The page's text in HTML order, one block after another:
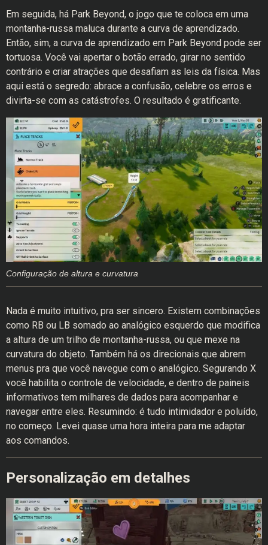
Em seguida, há Park Beyond, o jogo que te coloca em uma
montanha-russa maluca durante a curva de aprendizado.
Então, sim, a curva de aprendizado em Park Beyond pode ser
tortuosa. Você vai apertar o botão errado, girar no sentido
contrário e criar atrações que desafiam as leis da física. Mas
aqui está o segredo: abrace a confusão, celebre os erros e
divirta-se com as catástrofes. O resultado é gratificante.
Configuração de altura e curvatura
Nada é muito intuitivo, pra ser sincero. Existem combinações
como RB ou LB somado ao analógico esquerdo que modifica
a altura de um trilho de montanha-russa, ou que mexe na
curvatura do objeto. Também há os direcionais que abrem
menus pra que você navegue com o analógico. Segurando X
você habilita o controle de velocidade, e dentro de paineis
informativos tem milhares de dados para acompanhar e
navegar entre eles. Resumindo: é tudo intimidador e poluído,
no começo. Levei quase uma hora inteira para me adaptar
aos comandos.
Personalização em detalhes